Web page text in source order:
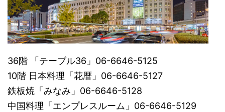
36階 「テーブル36」06-6646-5125
10階 日本料理「花暦」06-6646-5127
鉄板焼「みなみ」06-6646-5128
中国料理「エンプレスルーム」06-6646-5129